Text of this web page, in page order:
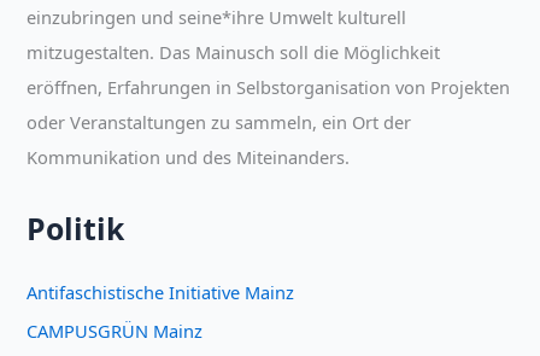
einzubringen und seine*ihre Umwelt kulturell
mitzugestalten. Das Mainusch soll die Möglichkeit
eröffnen, Erfahrungen in Selbstorganisation von Projekten
oder Veranstaltungen zu sammeln, ein Ort der
Kommunikation und des Miteinanders.
Politik
Antifaschistische Initiative Mainz
CAMPUSGRÜN Mainz